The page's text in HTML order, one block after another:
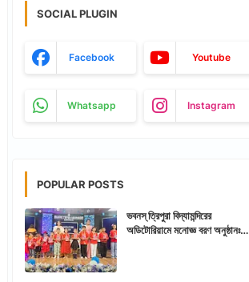
SOCIAL PLUGIN
Facebook Youtube
Whatsapp Instagram
POPULAR POSTS
ভবনস্ ত্রিপুরা বিদ্যামন্দিরের
অডিটোরিয়ামে মনোজ্ঞ বরণ অনুষ্ঠানঃ